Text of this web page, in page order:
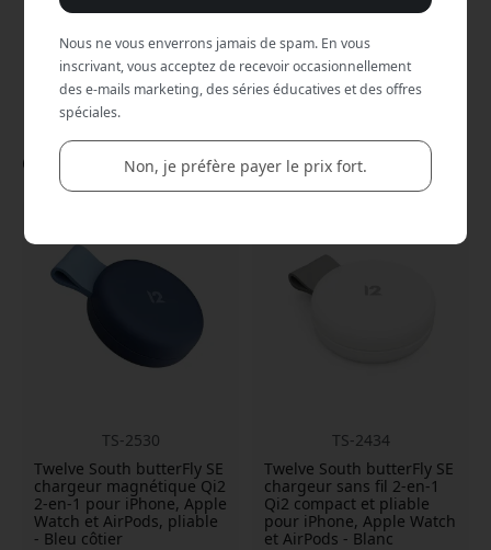
innovantespour enrichir votre expérience
Apple.
Nouveautés ! Accessoires
premium pour MacBook, iPad
et iPhone
TS-2530
Twelve South butterFly SE
chargeur magnétique Qi2
2-en-1 pour iPhone, Apple
Watch et AirPods, pliable
- Bleu côtier
TS-2434
Twelve South butterFly SE
chargeur sans fil 2-en-1
Qi2 compact et pliable
pour iPhone, Apple Watch
et AirPods - Blanc
Nous ne vous enverrons jamais de spam. En vous
inscrivant, vous acceptez de recevoir occasionnellement
des e-mails marketing, des séries éducatives et des offres
spéciales.
Non, je préfère payer le prix fort.